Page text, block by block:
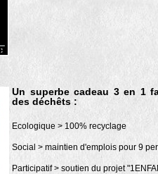
Un superbe cadeau 3 en 1
des déchêts :
Ecologique > 100% recyclage
Social > maintien d'emplois pour 9
Participatif > soutien du projet